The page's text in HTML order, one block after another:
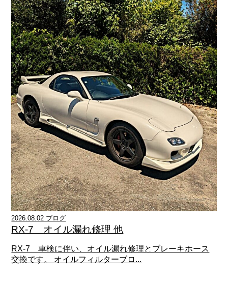
2026.08.02 ブログ
RX-7 オイル漏れ修理 他
RX-7 車検に伴い、オイル漏れ修理とブレーキホース
交換です。 オイルフィルターブロ...